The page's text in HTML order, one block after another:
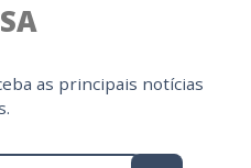
as principais notícias